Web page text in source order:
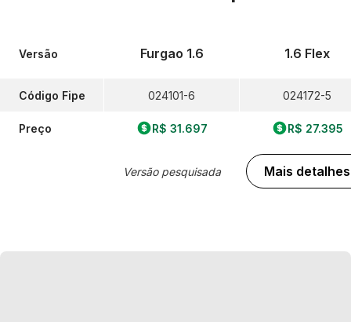
Versão
Código Fipe
Preço
Furgao 1.6
024101-6
R$ 31.697
Versão pesquisada
1.6 Flex
024172-5
R$ 27.395
Mais detalhes